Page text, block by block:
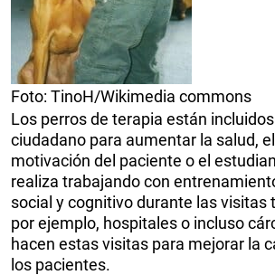
Foto: TinoH/Wikimedia commons
Los perros de terapia están
ciudadano para aumentar la salud,
motivación del paciente o el
realiza trabajando con
social y cognitivo durante las visitas
por ejemplo, hospitales o incluso
hacen estas visitas para mejorar la
los pacientes.